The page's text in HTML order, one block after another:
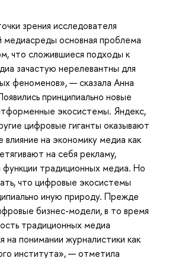
зрения исследователя
медиасреды основная проблема
что сложившиеся подходы к
зачастую нерелевантны для
феноменов», — сказала Анна
принципиально новые
экосистемы. Яндекс,
цифровые гиганты оказывают
влияние на экономику медиа как
на себя рекламу,
традиционных медиа. Но
что цифровые экосистемы
иную природу. Прежде
бизнес-модели, в то время
традиционных медиа
на понимании журналистики как
института», — отметила